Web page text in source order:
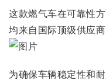
这款燃气车在可靠性
均来自国际顶级供应商
为确保车辆稳定性和